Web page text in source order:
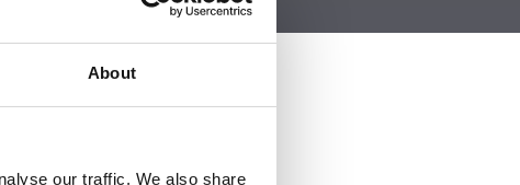
About
our traffic. We also share